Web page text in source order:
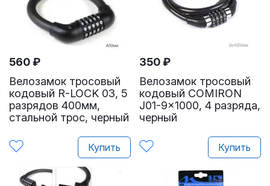
Велозамок тросовый
кодовый R-LOCK 03, 5
разрядов 400мм,
стальной трос, черный
560₽
Купить
Велозамок тросовый
кодовый COMIRON
J01-9x1000, 4 разряда,
черный
350₽
Купить